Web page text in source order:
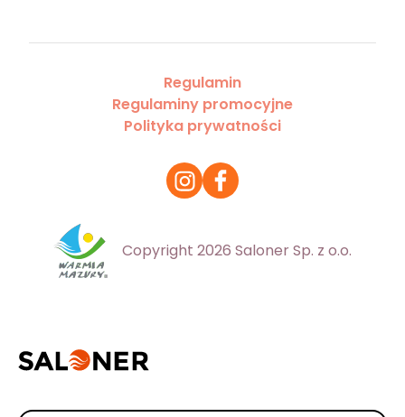
Regulamin
Regulaminy promocyjne
Polityka prywatności
Copyright 2026 Saloner Sp. z o.o.